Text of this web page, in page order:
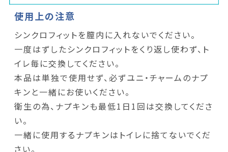
使用上の注意
シンクロフィットを膣内に入れないでください。
一度はずしたシンクロフィットをくり返し使わず、ト
イレ毎に交換してください。
本品は単独で使用せず、必ずユニ・チャームのナプ
キンと一緒にお使いください。
衛生の為、ナプキンも最低1日1回は交換してくださ
い。
一緒に使用するナプキンはトイレに捨てないでくだ
さい。